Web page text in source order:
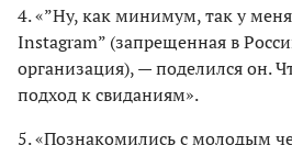
4. «”Ну, как минимум, так у меня
Instagram” (запрещенная в
организация), — поделился он.
подход к свиданиям».
5. «Познакомились с молодым